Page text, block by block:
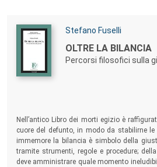
Autori:
Stefano Fuselli
Titolo:
OLTRE LA BILANCIA
Percorsi filosofici sulla
Nell’antico Libro dei morti egizio è
cuore del defunto, in modo da stabilirne le
immemore la bilancia è simbolo della
tramite strumenti, regole e procedure;
deve amministrare quale momento